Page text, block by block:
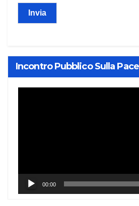
Invia
Incontro Pubblico Sulla
00:00